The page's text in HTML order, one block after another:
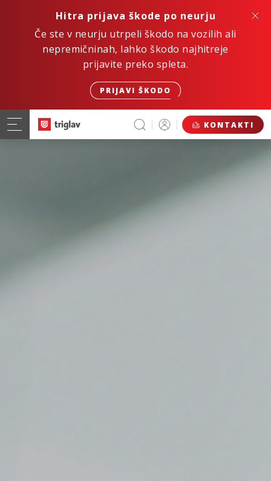
Hitra prijava škode po neurju
Če ste v neurju utrpeli škodo na vozilih ali
nepremičninah, lahko škodo najhitreje
prijavite preko spleta.
PRIJAVI ŠKODO
KONTAKTI